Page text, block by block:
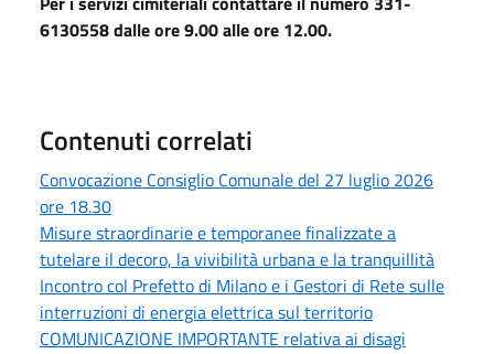
6130558 dalle ore 9.00 alle ore 12.00.
Contenuti correlati
Convocazione Consiglio Comunale del 27 luglio 2026
ore 18.30
Misure straordinarie e temporanee finalizzate a
tutelare il decoro, la vivibilità urbana e la tranquillità
Incontro col Prefetto di Milano e i Gestori di Rete sulle
interruzioni di energia elettrica sul territorio
COMUNICAZIONE IMPORTANTE relativa ai disagi